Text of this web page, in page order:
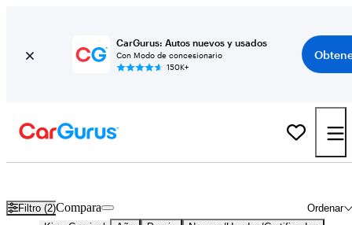
CarGurus: Autos nuevos y usados
Con Modo de concesionario
150K+
Filtro (2) Ordenar
Compara